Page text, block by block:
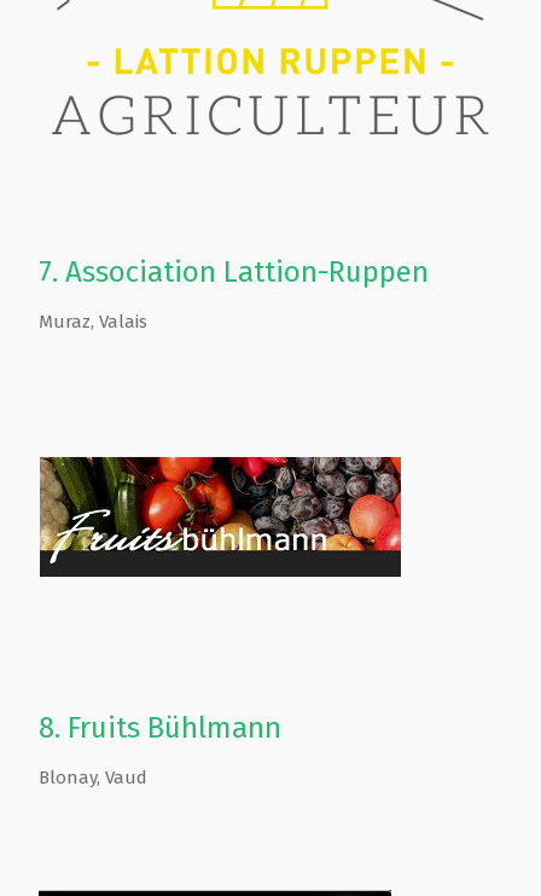
7. Association Lattion-Ruppen
Muraz, Valais
8. Fruits Bühlmann
Blonay, Vaud